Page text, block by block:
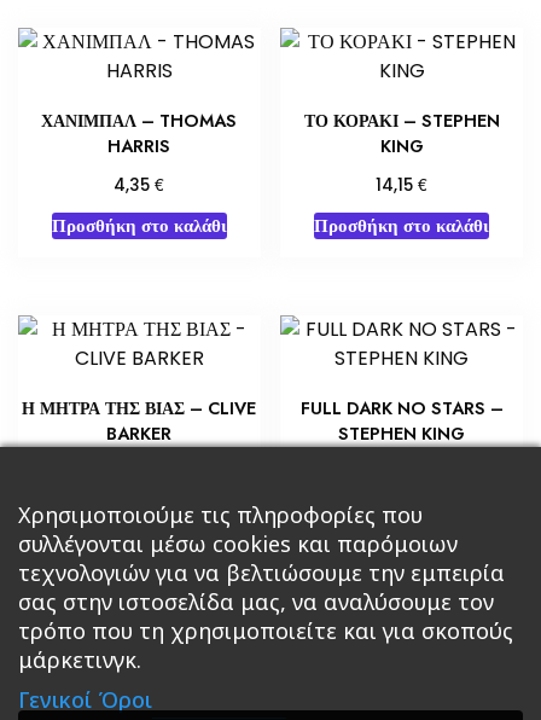
ΧΑΝΙΜΠΑΛ – THOMAS
HARRIS
4,35€
Προσθήκη στο καλάθι
ΤΟ ΚΟΡΑΚΙ – STEPHEN
KING
14,15€
Προσθήκη στο καλάθι
Η ΜΗΤΡΑ ΤΗΣ ΒΙΑΣ – CLIVE
BARKER
Προσθήκη στο καλάθι
FULL DARK NO STARS –
STEPHEN KING
Προσθήκη στο καλάθι
Κεντρική Βιβλία
Roleplaying Games Ψυχαγωγία Εκδόσεις Βάρδος
Χρησιμοποιούμε τις πληροφορίες που
συλλέγονται μέσω cookies και παρόμοιων
τεχνολογιών για να βελτιώσουμε την εμπειρία
σας στην ιστοσελίδα μας, να αναλύσουμε τον
τρόπο που τη χρησιμοποιείτε και για σκοπούς
μάρκετινγκ.
Γενικοί Όροι